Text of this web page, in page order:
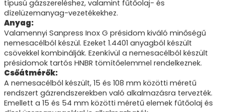
típusú gázszereléshez, valamint fűtőolaj- és
dízelüzemanyag-vezetékekhez.
Anyag:
Valamennyi Sanpress Inox G présidom kiváló minőségű
nemesacélból készül. Ezeket 1.4401 anyagból készült
csövekkel kombinálják. Ezenkívül a nemesacélból készült
présidomok tartós HNBR tömítőelemmel rendelkeznek.
Csőátmérők:
A nemesacélból készült, 15 és 108 mm közötti méretű
rendszert gázrendszerekben való alkalmazásra tervezték.
Emellett a 15 és 54 mm közötti méretű elemek fűtőolaj és